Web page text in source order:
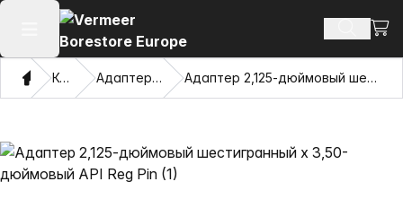
Открыть главное меню Поиск
ДомКаталог Адаптеры и Pulling Eyes Адаптер 2,125-дюймовый шестигранный x 3,50-дюймовый API Reg Pin